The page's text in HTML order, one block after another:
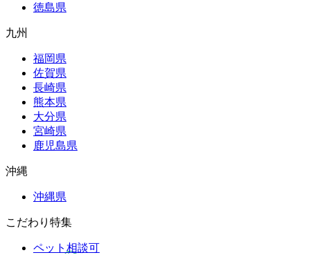
徳島県
九州
福岡県
佐賀県
長崎県
熊本県
大分県
宮崎県
鹿児島県
沖縄
沖縄県
こだわり特集
ペット相談可